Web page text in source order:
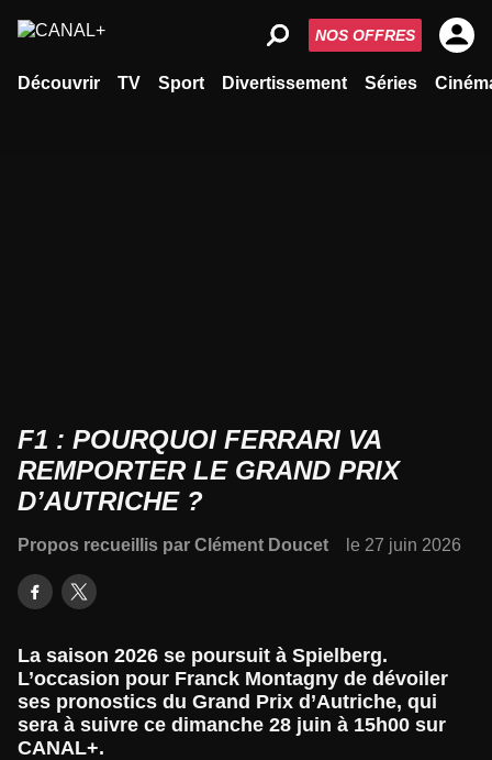
Découvrir TV Sport Divertissement Séries
NOS OFFRES
F1 : POURQUOI FERRARI VA
REMPORTER LE GRAND PRIX
D’AUTRICHE ?
Propos recueillis par Clément Doucet le 27 juin 2026
La saison 2026 se poursuit à Spielberg.
L’occasion pour Franck Montagny de dévoiler
ses pronostics du Grand Prix d’Autriche, qui
sera à suivre ce dimanche 28 juin à 15h00 sur
CANAL+.